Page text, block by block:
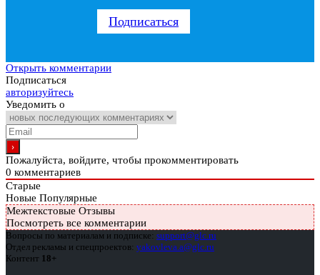
Подписаться
Открыть комментарии
Подписаться
авторизуйтесь
Уведомить о
Пожалуйста, войдите, чтобы прокомментировать
0 комментариев
Старые
Новые Популярные
Межтекстовые Отзывы
Посмотреть все комментарии
Вопросы по материалам и подписке: support@glc.ru
Отдел рекламы и спецпроектов: yakovleva.a@glc.ru
Контент 18+